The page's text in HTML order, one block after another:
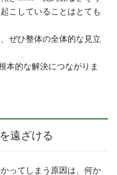
こしていることはとても
ぜひ整体の全体的な見立
本的な解決につながりま
遠ざける
ってしまう原因は、何か